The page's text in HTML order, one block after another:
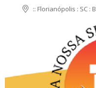
:: Florianópolis : SC :